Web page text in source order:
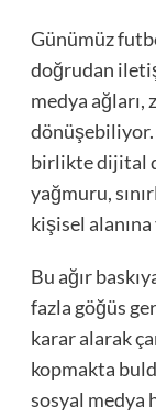
Günümüz
doğrudan
medya ağları,
dönüşebiliyor.
birlikte dijital
yağmuru,
kişisel
Bu ağır
fazla göğüs
karar alarak
kopmakta
sosyal medya